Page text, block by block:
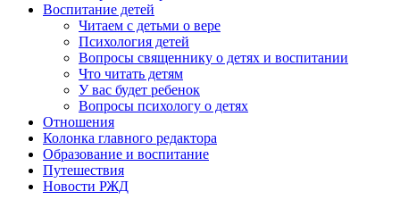
Воспитание детей
Читаем с детьми о вере
Психология детей
Вопросы священнику о детях и воспитании
Что читать детям
У вас будет ребенок
Вопросы психологу о детях
Отношения
Колонка главного редактора
Образование и воспитание
Путешествия
Новости РЖД